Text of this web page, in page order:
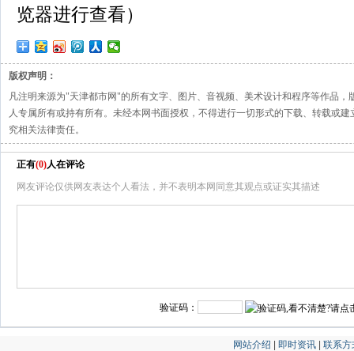
览器进行查看）
版权声明：
凡注明来源为"天津都市网"的所有文字、图片、音视频、美术设计和程序等作品，
人专属所有或持有所有。未经本网书面授权，不得进行一切形式的下载、转载或
究相关法律责任。
正有(0)人在评论
网友评论仅供网友表达个人看法，并不表明本网同意其观点或证实其描述
验证码：
网站介绍 即时资讯
联系方